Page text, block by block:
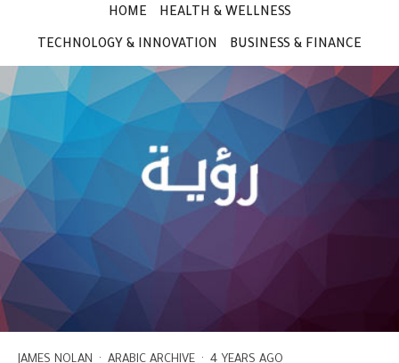
HOME HEALTH & WELLNESS
TECHNOLOGY & INNOVATION BUSINESS & FINANCE
JAMES NOLAN · ARABIC ARCHIVE · 4 YEARS AGO